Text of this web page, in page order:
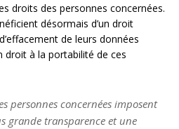
droits des personnes concernées.
désormais d’un droit
de leurs données
droit à la portabilité de ces
personnes concernées imposent
grande transparence et une